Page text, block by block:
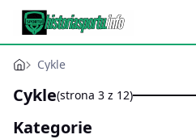
Cykle
Cykle(strona 3 z 12)
Kategorie